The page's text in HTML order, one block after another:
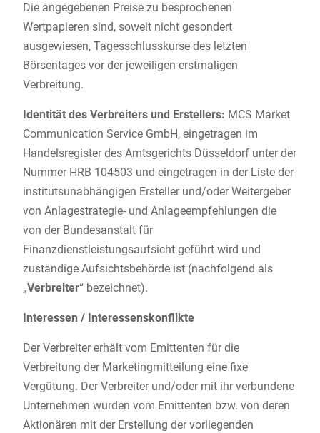
Die angegebenen Preise zu besprochenen
Wertpapieren sind, soweit nicht gesondert
ausgewiesen, Tagesschlusskurse des letzten
Börsentages vor der jeweiligen erstmaligen
Verbreitung.
Identität des Verbreiters und Erstellers: MCS Market
Communication Service GmbH, eingetragen im
Handelsregister des Amtsgerichts Düsseldorf unter der
Nummer HRB 104503 und eingetragen in der Liste der
institutsunabhängigen Ersteller und/oder Weitergeber
von Anlagestrategie- und Anlageempfehlungen die
von der Bundesanstalt für
Finanzdienstleistungsaufsicht geführt wird und
zuständige Aufsichtsbehörde ist (nachfolgend als
„Verbreiter“ bezeichnet).
Interessen / Interessenskonflikte
Der Verbreiter erhält vom Emittenten für die
Verbreitung der Marketingmitteilung eine fixe
Vergütung. Der Verbreiter und/oder mit ihr verbundene
Unternehmen wurden vom Emittenten bzw. von deren
Aktionären mit der Erstellung der vorliegenden